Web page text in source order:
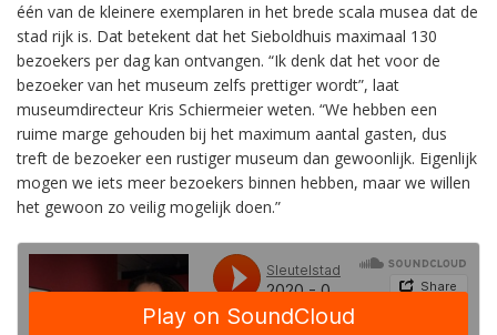
één van de kleinere exemplaren in het brede scala musea dat de
stad rijk is. Dat betekent dat het Sieboldhuis maximaal 130
bezoekers per dag kan ontvangen. “Ik denk dat het voor de
bezoeker van het museum zelfs prettiger wordt”, laat
museumdirecteur Kris Schiermeier weten. “We hebben een
ruime marge gehouden bij het maximum aantal gasten, dus
treft de bezoeker een rustiger museum dan gewoonlijk. Eigenlijk
mogen we iets meer bezoekers binnen hebben, maar we willen
het gewoon zo veilig mogelijk doen.”